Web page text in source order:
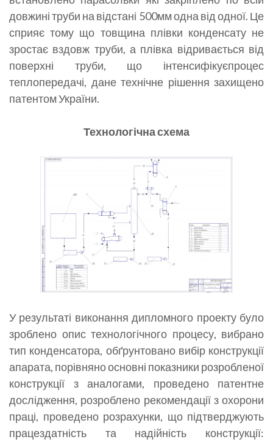
довжині труби на відстані 500мм одна від одної. Це
сприяє тому що товщина плівки конденсату не
зростає вздовж труби, а плівка відривається від
поверхні труби, що інтенсифікуєпроцес
теплопередачі, дане технічне рішення захищено
патентом України.
Технологічна схема
У результаті виконання дипломного проекту було
зроблено опис технологічного процесу, вибрано
тип конденсатора, обґрунтовано вибір конструкції
апарата, порівняно основні показники розробленої
конструкції з аналогами, проведено патентне
дослідження, розроблено рекомендації з охорони
праці, проведено розрахунки, що підтверджують
працездатність та надійність конструкції: